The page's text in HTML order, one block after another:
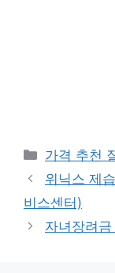
카
테
고
리
가격 추천
위닉스 제
비스센터)
자녀장려